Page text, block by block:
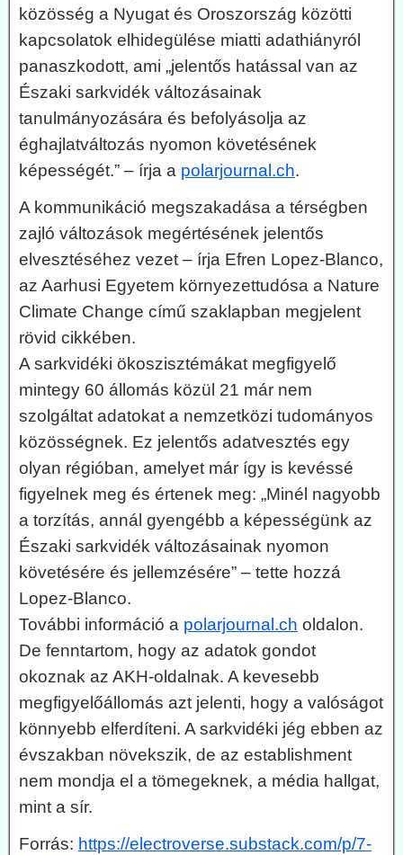
közösség a Nyugat és Oroszország közötti
kapcsolatok elhidegülése miatti adathiányról
panaszkodott, ami „jelentős hatással van az
Északi sarkvidék változásainak
tanulmányozására és befolyásolja az
éghajlatváltozás nyomon követésének
képességét.” – írja a polarjournal.ch.
A kommunikáció megszakadása a térségben
zajló változások megértésének jelentős
elvesztéséhez vezet – írja Efren Lopez-Blanco,
az Aarhusi Egyetem környezettudósa a Nature
Climate Change című szaklapban megjelent
rövid cikkében.
A sarkvidéki ökoszisztémákat megfigyelő
mintegy 60 állomás közül 21 már nem
szolgáltat adatokat a nemzetközi tudományos
közösségnek. Ez jelentős adatvesztés egy
olyan régióban, amelyet már így is kevéssé
figyelnek meg és értenek meg: „Minél nagyobb
a torzítás, annál gyengébb a képességünk az
Északi sarkvidék változásainak nyomon
követésére és jellemzésére” – tette hozzá
Lopez-Blanco.
További információ a polarjournal.ch oldalon.
De fenntartom, hogy az adatok gondot
okoznak az AKH-oldalnak. A kevesebb
megfigyelőállomás azt jelenti, hogy a valóságot
könnyebb elferdíteni. A sarkvidéki jég ebben az
évszakban növekszik, de az establishment
nem mondja el a tömegeknek, a média hallgat,
mint a sír.
Forrás: https://electroverse.substack.com/p/7-